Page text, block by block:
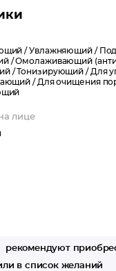
выравнивает ее тон.
(таурин, глицин,
и жизненной силой,
/Увлажняющий /
/Омолаживающий
/Тонизирующий / Для
/ Для очищения
лице
рекомендуют
в список желаний